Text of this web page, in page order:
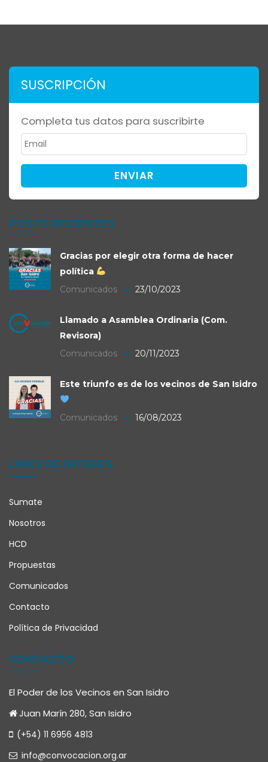
CONTACTO
El Poder de los Vecinos en San Isidro
Juan Marín 280, San Isidro
(+54) 11 6956 4813
info@convocacion.org.ar
LINKS DE INTERES
Sumate
Nosotros
HCD
Propuestas
Comunicados
Contacto
Política de Privacidad
POSTS RECIENTES
Gracias por elegir otra forma de hacer
política
Comunicados
23/10/2023
Llamado a Asamblea Ordinaria (Com.
Revisora)
Comunicados
20/11/2023
Este triunfo es de los vecinos de San Isidro
Comunicados 16/08/2023
SUSCRIPCIÓN
Completa tus datos para suscribirte
ENVIAR